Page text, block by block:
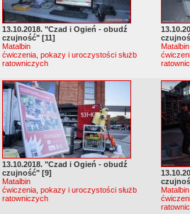
13.10.2018. "Czad i Ogień - obudź
czujność" [11]
Matalbin
ćwiczenia, pokazy i uroczystości służb
ratowniczych
Matalbin
13.10.2018. "Czad i Ogień - obudź
czujność" [9]
Matalbin
ćwiczenia, pokazy i uroczystości służb
ratowniczych
Matalbin